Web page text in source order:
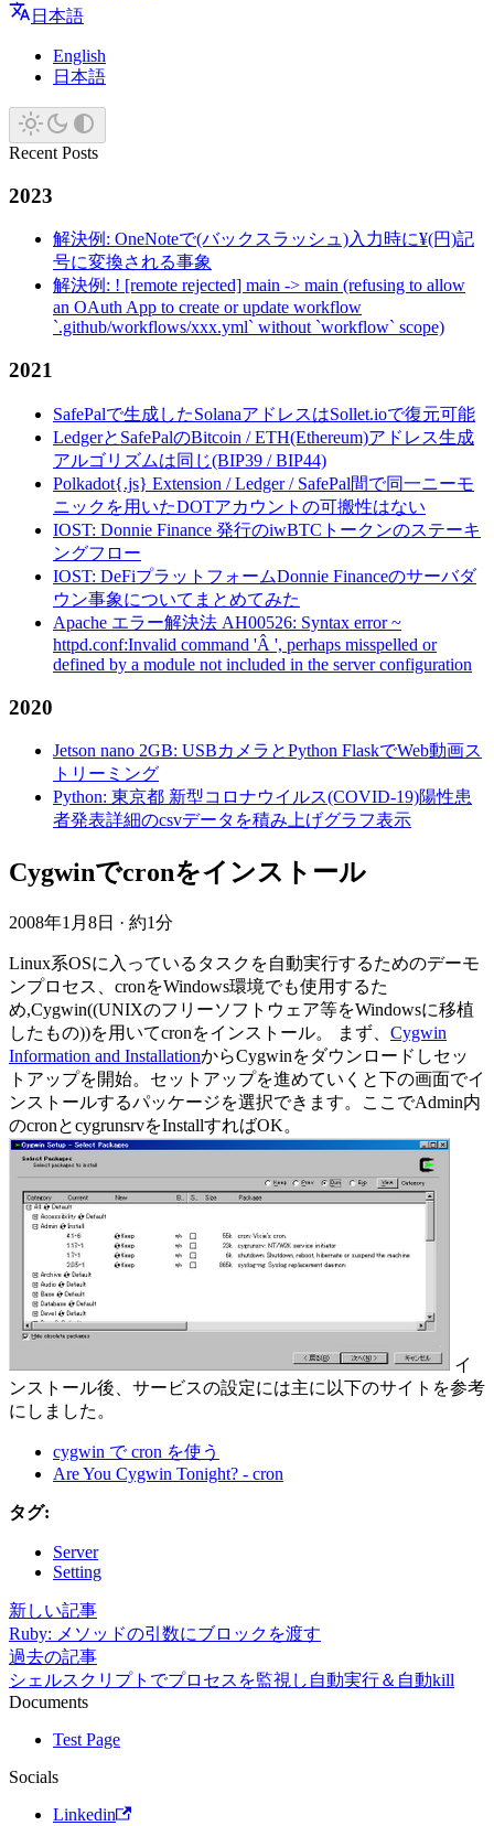
日本語
English
日本語
Recent Posts
2023
解決例: OneNoteで(バックスラッシュ)入力時に¥(円)記
号に変換される事象
解決例: ! [remote rejected] main -> main (refusing to allow
an OAuth App to create or update workflow
`.github/workflows/xxx.yml` without `workflow` scope)
2021
SafePalで生成したSolanaアドレスはSollet.ioで復元可能
LedgerとSafePalのBitcoin / ETH(Ethereum)アドレス生成
アルゴリズムは同じ(BIP39 / BIP44)
Polkadot{.js} Extension / Ledger / SafePal間で同一ニーモ
ニックを用いたDOTアカウントの可搬性はない
IOST: Donnie Finance 発行のiwBTCトークンのステーキ
ングフロー
IOST: DeFiプラットフォームDonnie Financeのサーバダ
ウン事象についてまとめてみた
Apache エラー解決法 AH00526: Syntax error ~
httpd.conf:Invalid command 'Â ', perhaps misspelled or
defined by a module not included in the server configuration
2020
Jetson nano 2GB: USBカメラとPython FlaskでWeb動画ス
トリーミング
Python: 東京都 新型コロナウイルス(COVID-19)陽性患
者発表詳細のcsvデータを積み上げグラフ表示
Cygwinでcronをインストール
2008年1月8日 · 約1分
Linux系OSに入っているタスクを自動実行するためのデーモ
ンプロセス、cronをWindows環境でも使用するた
め,Cygwin((UNIXのフリーソフトウェア等をWindowsに移植
したもの))を用いてcronをインストール。 まず、 Cygwin
Information and InstallationからCygwinをダウンロードしセッ
トアップを開始。セットアップを進めていくと下の画面でイ
ンストールするパッケージを選択できます。ここでAdmin内
のcronとcygrunsrvをInstallすればOK。
イ
ンストール後、サービスの設定には主に以下のサイトを参考
にしました。
cygwin で cron を使う
Are You Cygwin Tonight? - cron
タグ:
Server
Setting
新しい記事
Ruby: メソッドの引数にブロックを渡す
過去の記事
シェルスクリプトでプロセスを監視し自動実行＆自動kill
Documents
Test Page
Socials
Linkedin